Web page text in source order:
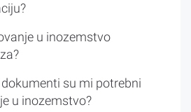
u inozemstvo
su mi potrebni
u inozemstvo?